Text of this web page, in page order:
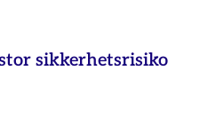
sikkerhetsrisiko